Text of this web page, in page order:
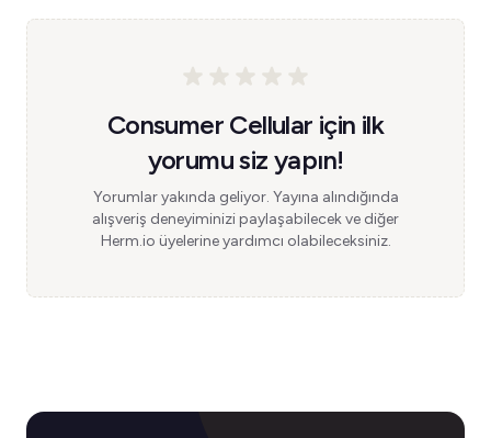
Consumer Cellular için ilk
yorumu siz yapın!
Yorumlar yakında geliyor. Yayına alındığında
alışveriş deneyiminizi paylaşabilecek ve diğer
Herm.io üyelerine yardımcı olabileceksiniz.